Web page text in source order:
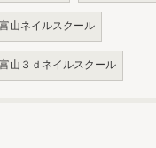
富山ネイルスクール
富山３ｄネイルスクール